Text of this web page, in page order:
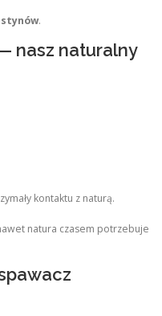
.
nasz naturalny
kontaktu z naturą.
natura czasem potrzebuje